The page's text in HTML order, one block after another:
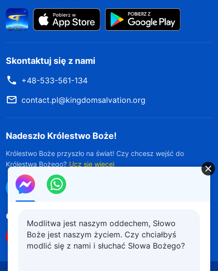
Skontaktuj się z nami
+48-533-561-134
contact.pl@kingdomsalvation.org
Nadeszło Królestwo Boże!
Królestwo Boże przyszło na świat! Czy chcesz wejść do
Królestwa Bożego? Ucz się więcej
Połącz się z nami w Messengerze
Obserwuj nas
Modlitwa jest naszym oddechem, Słowo
Boże jest naszym życiem. Czy chciałbyś
modlić się z nami i słuchać Słowa Bożego?